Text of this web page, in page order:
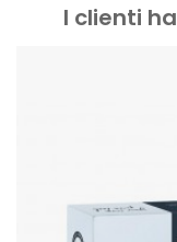
I clienti